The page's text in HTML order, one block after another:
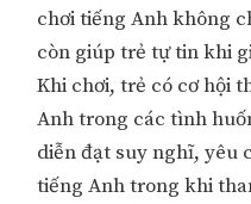
chơi tiếng Anh không
còn giúp trẻ tự tin khi
Khi chơi, trẻ có cơ hội
Anh trong các tình
diễn đạt suy nghĩ, yêu
tiếng Anh trong khi